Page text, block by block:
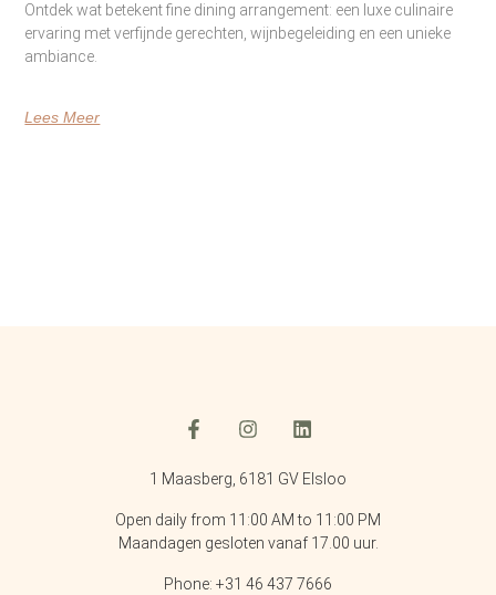
Ontdek wat betekent fine dining arrangement: een luxe culinaire
ervaring met verfijnde gerechten, wijnbegeleiding en een unieke
ambiance.
Lees Meer
1 Maasberg, 6181 GV Elsloo
Open daily from 11:00 AM to 11:00 PM
Maandagen gesloten vanaf 17.00 uur.
Phone: +31 46 437 7666